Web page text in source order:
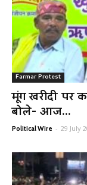
Farmar Protest
मूंग खरीदी पर
बोले- आज...
Political Wire - 29 July